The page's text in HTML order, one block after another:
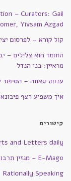
– Curators: Gail
Yivsam Azgad
קול קורא – לפרסום
מראיין: בני הנדל
ענווה וגאווה –
איך משפיע רצף
קישורים
and Letters daily
E-Mago – מגזין תרבות ותוכן
Rationally Speaking